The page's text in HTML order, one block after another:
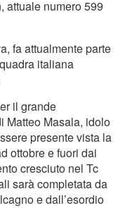
attuale numero 599
fa attualmente parte
italiana
il grande
Matteo Masala, idolo
presente vista la
ottobre e fuori dai
cresciuto nel Tc
sarà completata da
e dall’esordio